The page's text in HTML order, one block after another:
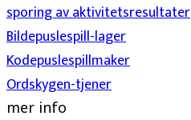
sporing av aktivitetsresultater
Bildepuslespill-lager
Kodepuslespillmaker
Ordskygen-tjener
mer info